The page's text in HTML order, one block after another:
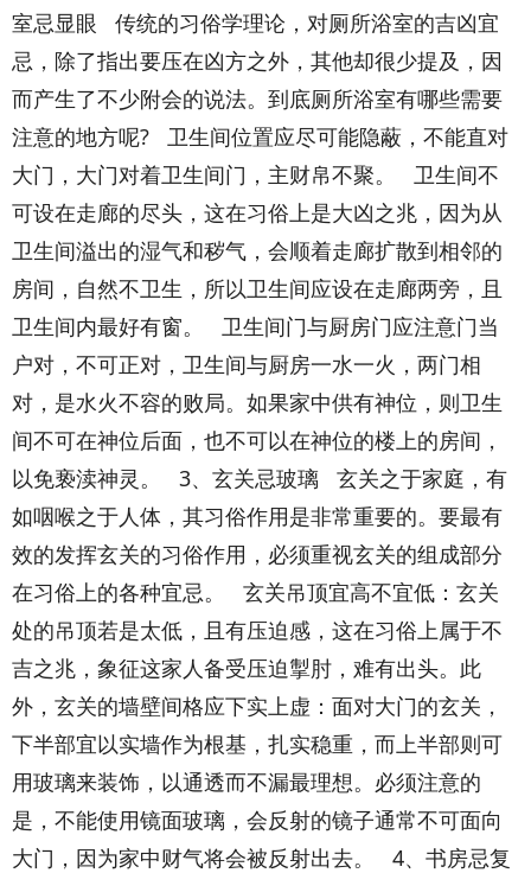
室忌显眼 传统的习俗学理论，对厕所浴室的吉凶宜
忌，除了指出要压在凶方之外，其他却很少提及，因
而产生了不少附会的说法。到底厕所浴室有哪些需要
注意的地方呢? 卫生间位置应尽可能隐蔽，不能直对
大门，大门对着卫生间门，主财帛不聚。 卫生间不
可设在走廊的尽头，这在习俗上是大凶之兆，因为从
卫生间溢出的湿气和秽气，会顺着走廊扩散到相邻的
房间，自然不卫生，所以卫生间应设在走廊两旁，且
卫生间内最好有窗。 卫生间门与厨房门应注意门当
户对，不可正对，卫生间与厨房一水一火，两门相
对，是水火不容的败局。如果家中供有神位，则卫生
间不可在神位后面，也不可以在神位的楼上的房间，
以免亵渎神灵。 3、玄关忌玻璃 玄关之于家庭，有
如咽喉之于人体，其习俗作用是非常重要的。要最有
效的发挥玄关的习俗作用，必须重视玄关的组成部分
在习俗上的各种宜忌。 玄关吊顶宜高不宜低：玄关
处的吊顶若是太低，且有压迫感，这在习俗上属于不
吉之兆，象征这家人备受压迫掣肘，难有出头。此
外，玄关的墙壁间格应下实上虚：面对大门的玄关，
下半部宜以实墙作为根基，扎实稳重，而上半部则可
用玻璃来装饰，以通透而不漏最理想。必须注意的
是，不能使用镜面玻璃，会反射的镜子通常不可面向
大门，因为家中财气将会被反射出去。 4、书房忌复